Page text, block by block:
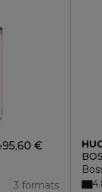
95,60 €
3 formats